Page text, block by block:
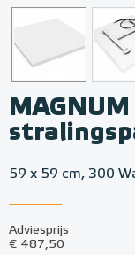
59 x 59 cm, 300
Adviesprijs
€ 487,50